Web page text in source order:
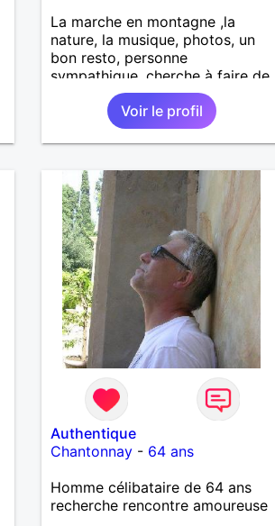
La marche en montagne ,la
nature, la musique, photos, un
bon resto, personne
sympathique, cherche à faire de
nouvelles connaissances .
Voir le profil
Authentique
Chantonnay- 64 ans
Homme célibataire de 64 ans
recherche rencontre amoureuse